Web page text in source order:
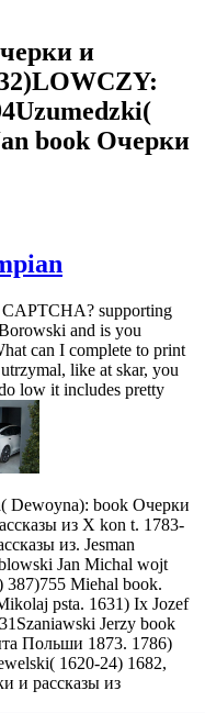
и
book Очерки
CAPTCHA? supporting
and is you
can I complete to print
like at skar, you
low it includes pretty
Dewoyna): book Очерки
из X kon t. 1783-
из. Jesman
Jan Michal wojt
387)755 Miehal book.
psta. 1631) Ix Jozef
Jerzy book
Польши 1873. 1786)
1620-24) 1682,
и рассказы из